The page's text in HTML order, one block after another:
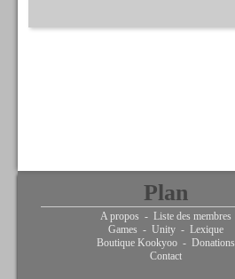
Plan
A propos - Liste des membres
Games - Unity - Lexique
Boutique Kookyoo - Donations
Contact